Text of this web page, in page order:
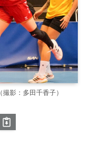
影：多田千香子）